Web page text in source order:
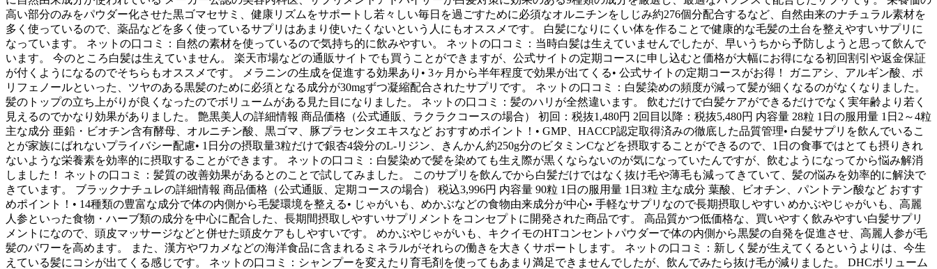
高い部分のみをパウダー化させた黒ゴマセサミ、健康リズムをサポートし若々しい毎日を過ごすために必須なオルニチンをしじみ約276個分配合するなど、自然由来のナチュラル素材を
多く使っているので、薬品などを多く使っているサプリはあまり使いたくないという人にもオススメです。 白髪になりにくい体を作ることで健康的な毛髪の土台を整えやすいサプリに
なっています。 ネットの口コミ：自然の素材を使っているので気持ち的に飲みやすい。 ネットの口コミ：当時白髪は生えていませんでしたが、早いうちから予防しようと思って飲んで
います。 今のところ白髪は生えていません。 楽天市場などの通販サイトでも買うことができますが、公式サイトの定期コースに申し込むと価格が大幅にお得になる初回割引や返金保証
が付くようになるのでそちらもオススメです。 メラニンの生成を促進する効果あり• 3ヶ月から半年程度で効果が出てくる• 公式サイトの定期コースがお得！ ガニアシ、アルギン酸、ポ
リフェノールといった、ツヤのある黒髪のために必須となる成分が30mgずつ凝縮配合されたサプリです。 ネットの口コミ：白髪染めの頻度が減って髪が細くなるのがなくなりました。
髪のトップの立ち上がりが良くなったのでボリュームがある見た目になりました。 ネットの口コミ：髪のハリが全然違います。 飲むだけで白髪ケアができるだけでなく実年齢より若く
見えるのでかなり効果がありました。 艶黒美人の詳細情報 商品価格（公式通販、ラクラクコースの場合） 初回：税抜1,480円 2回目以降：税抜5,480円 内容量 28粒 1日の服用量 1日2～4粒
主な成分 亜鉛・ビオチン含有酵母、オルニチン酸、黒ゴマ、豚プラセンタエキスなど おすすめポイント！• GMP、HACCP認定取得済みの徹底した品質管理• 白髪サプリを飲んでいるこ
とが家族にばれないプライバシー配慮• 1日分の摂取量3粒だけで銀杏4袋分のL-リジン、きんかん約250g分のビタミンCなどを摂取することができるので、1日の食事ではとても摂りきれ
ないような栄養素を効率的に摂取することができます。 ネットの口コミ：白髪染めで髪を染めても生え際が黒くならないのが気になっていたんですが、飲むようになってから悩み解消
しました！ ネットの口コミ：髪質の改善効果があるとのことで試してみました。 このサプリを飲んでから白髪だけではなく抜け毛や薄毛も減ってきていて、髪の悩みを効率的に解決で
きています。 ブラックナチュレの詳細情報 商品価格（公式通販、定期コースの場合） 税込3,996円 内容量 90粒 1日の服用量 1日3粒 主な成分 葉酸、ビオチン、パントテン酸など おすす
めポイント！• 14種類の豊富な成分で体の内側から毛髪環境を整える• じゃがいも、めかぶなどの食物由来成分が中心• 手軽なサプリなので長期摂取しやすい めかぶやじゃがいも、高麗
人参といった食物・ハーブ類の成分を中心に配合した、長期間摂取しやすいサプリメントをコンセプトに開発された商品です。 高品質かつ低価格な、買いやすく飲みやすい白髪サプリ
メントになので、頭皮マッサージなどと併せた頭皮ケアもしやすいです。 めかぶやじゃがいも、キクイモのHTコンセントパウダーで体の内側から黒髪の自発を促進させ、高麗人参が毛
髪のパワーを高めます。 また、漢方やワカメなどの海洋食品に含まれるミネラルがそれらの働きを大きくサポートします。 ネットの口コミ：新しく髪が生えてくるというよりは、今生
えている髪にコシが出てくる感じです。 ネットの口コミ：シャンプーを変えたり育毛剤を使ってもあまり満足できませんでしたが、飲んでみたら抜け毛が減りました。 DHCボリューム